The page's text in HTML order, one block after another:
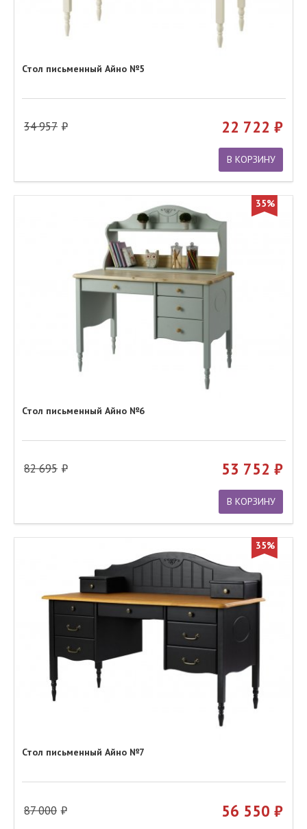
Стол письменный Айно №5
34 957 22 722
В КОРЗИНУ
35%
Стол письменный Айно №6
82 695 53 752
В КОРЗИНУ
35%
Стол письменный Айно №7
87 000 56 550